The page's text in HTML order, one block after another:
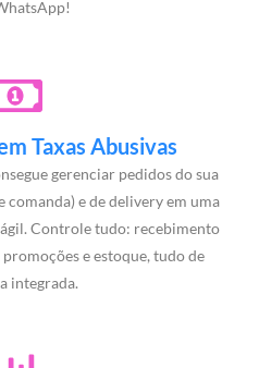
Taxas Abusivas
gerenciar pedidos do sua
comanda) e de delivery em uma
Controle tudo: recebimento
e estoque, tudo de
integrada.